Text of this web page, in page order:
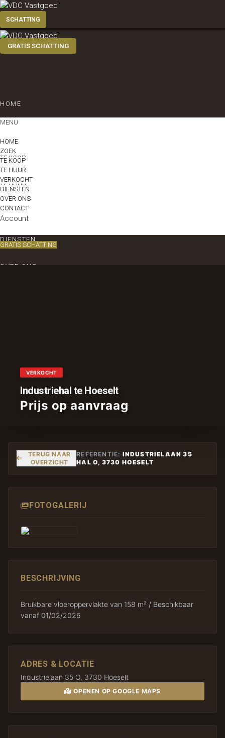
GRATIS SCHATTING
HOME
TE KOOP
TE HUUR
VERKOCHT
DIENSTEN
OVER ONS
MENU
HOME
ZOEK
TE KOOP
TE HUUR
VERKOCHT
DIENSTEN
OVER ONS
CONTACT
Account
GRATIS SCHATTING
VERKOCHT
Industriehal te Hoeselt
Prijs op aanvraag
TERUG NAAR
OVERZICHT
REFERENTIE: INDUSTRIELAAN 35
HAL O, 3730 HOESELT
FOTOGALERIJ
BESCHRIJVING
Bruikbare vloeroppervlakte van 158 m² / Beschikbaar
vanaf 01/02/2026
ADRES & LOCATIE
Industrielaan 35 O, 3730 Hoeselt
OPENEN OP GOOGLE MAPS